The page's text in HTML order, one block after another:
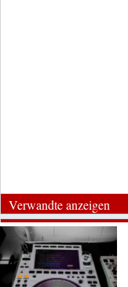
Verwandte anzeigen